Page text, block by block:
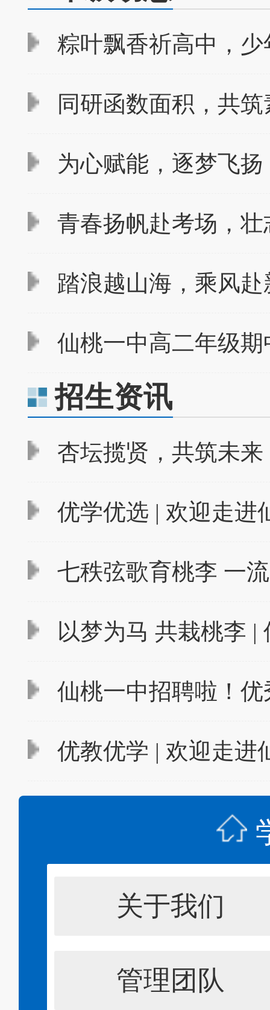
粽叶飘香祈高中，少
同研函数面积，共筑
为心赋能，逐梦飞扬
青春扬帆赴考场，壮
踏浪越山海，乘风赴
仙桃一中高二年级期
招生资讯
杏坛揽贤，共筑未来
优学优选 | 欢迎走进
七秩弦歌育桃李 一
以梦为马 共栽桃李 |
仙桃一中招聘啦！优
优教优学 | 欢迎走进
关于我们
管理团队